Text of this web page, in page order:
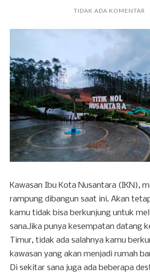
TIDAK ADA KOMENTAR
Kawasan Ibu Kota Nusantara (IKN),
rampung dibangun saat ini. Akan
kamu tidak bisa berkunjung untuk
sana.Jika punya kesempatan datang
Timur, tidak ada salahnya kamu
kawasan yang akan menjadi rumah
Di sekitar sana juga ada beberapa